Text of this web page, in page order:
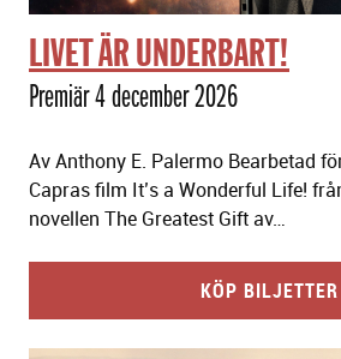
LIVET ÄR UNDERBART!
Premiär 4 december 2026
Av Anthony E. Palermo Bearbetad
Capras film It’s a Wonderful Life!
novellen The Greatest Gift av…
KÖP BILJETTER